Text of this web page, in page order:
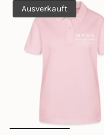
Ausverkauft